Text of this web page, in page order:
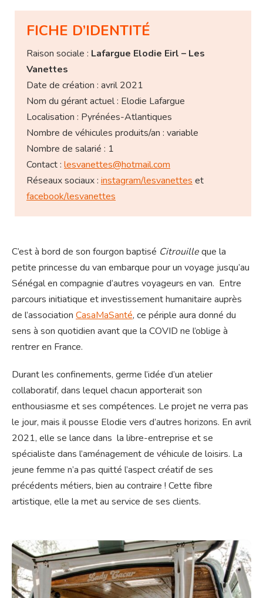
FICHE D’IDENTITÉ
Raison sociale : Lafargue Elodie Eirl – Les
Vanettes
Date de création : avril 2021
Nom du gérant actuel : Elodie Lafargue
Localisation : Pyrénées-Atlantiques
Nombre de véhicules produits/an : variable
Nombre de salarié : 1
Contact : lesvanettes@hotmail.com
Réseaux sociaux : instagram/lesvanettes et
facebook/lesvanettes
C’est à bord de son fourgon baptisé Citrouilleque la
petite princesse du van embarque pour un voyage jusqu’au
Sénégal en compagnie d’autres voyageurs en van. Entre
parcours initiatique et investissement humanitaire auprès
de l’association CasaMaSanté, ce périple aura donné du
sens à son quotidien avant que la COVID ne l’oblige à
rentrer en France.
Durant les confinements, germe l’idée d’un atelier
collaboratif, dans lequel chacun apporterait son
enthousiasme et ses compétences. Le projet ne verra pas
le jour, mais il pousse Elodie vers d’autres horizons. En avril
2021, elle se lance dans la libre-entreprise et se
spécialiste dans l’aménagement de véhicule de loisirs. La
jeune femme n’a pas quitté l’aspect créatif de ses
précédents métiers, bien au contraire ! Cette fibre
artistique, elle la met au service de ses clients.